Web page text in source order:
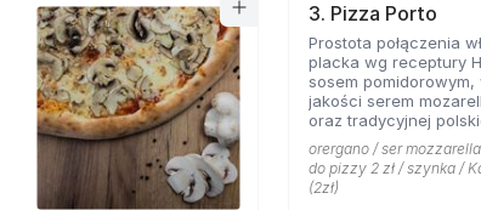
3. Pizza Porto
Prostota połączenia
placka wg receptury
sosem pomidorowym,
jakości serem
oraz tradycyjnej
orergano / ser
do pizzy 2 zł / szynka /
(2zł)